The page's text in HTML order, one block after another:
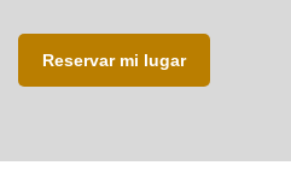
Reservar mi lugar